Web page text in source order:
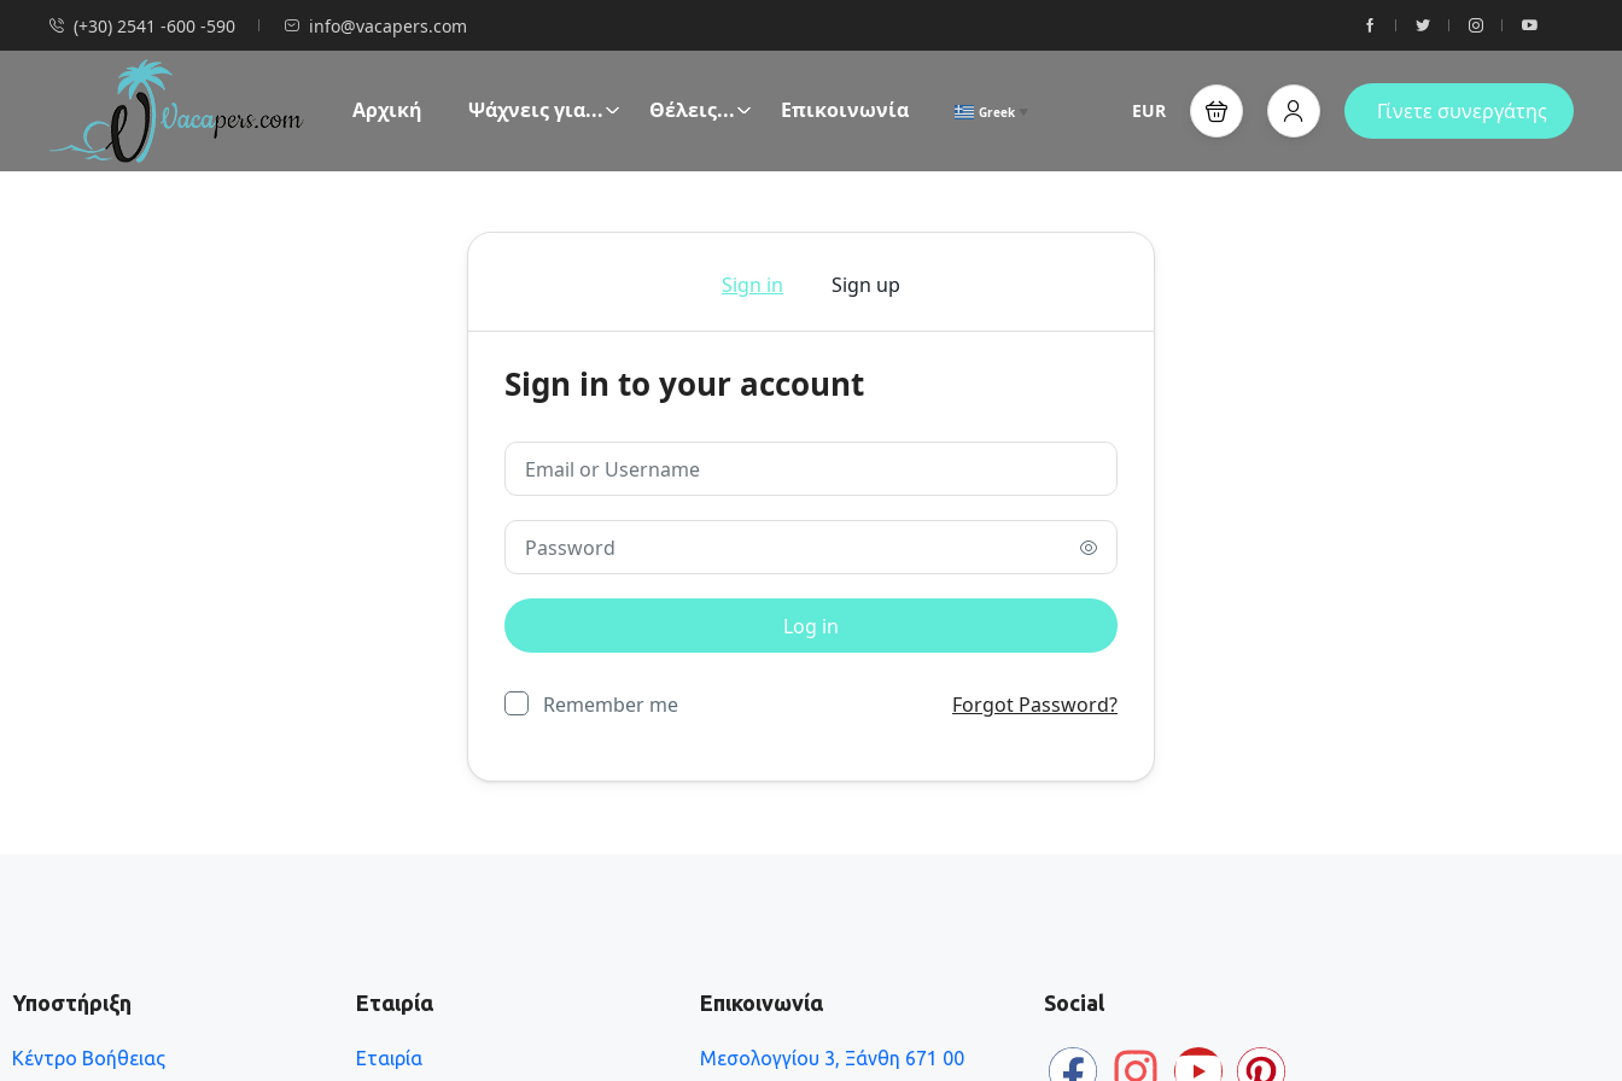
(+30) 2541 -600 -590 info@vacapers.com
Αρχική Ψάχνεις για... Θέλεις... Επικοινωνία Greek EUR Γίνετε συνεργάτης
Sign in Sign up
Sign in to your account
Remember me Forgot Password?
Υποστήριξη
Κέντρο Βοήθειας
Εταιρία
Εταιρία
Επικοινωνία
Μεσολογγίου 3, Ξάνθη 671 00
Social